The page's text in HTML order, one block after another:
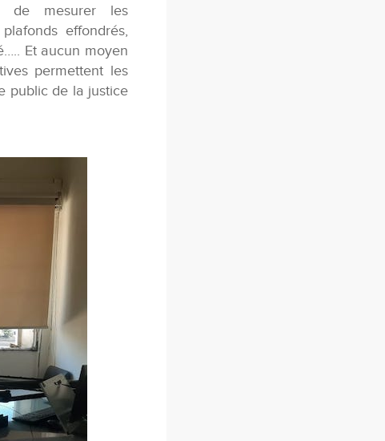
de mesurer les
effondrés,
Et aucun moyen
permettent les
public de la justice